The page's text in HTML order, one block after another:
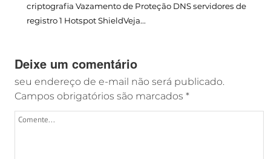
criptografia Vazamento de Proteção DNS servidores de
registro 1 Hotspot ShieldVeja...
Deixe um comentário
seu endereço de e-mail não será publicado.
Campos obrigatórios são marcados *